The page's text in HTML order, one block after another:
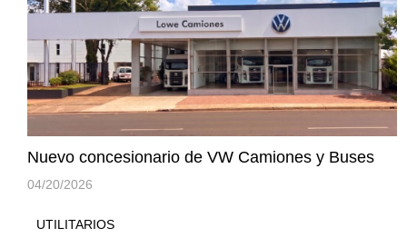
Nuevo concesionario de VW Camiones y Buses
04/20/2026
UTILITARIOS